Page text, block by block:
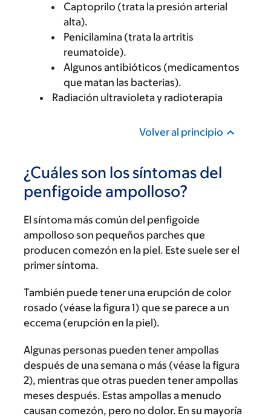
Captoprilo (trata la presión arterial
alta).
Penicilamina (trata la artritis
reumatoide).
Algunos antibióticos (medicamentos
que matan las bacterias).
Radiación ultravioleta y radioterapia
Volver al principio
¿Cuáles son los síntomas del
penfigoide ampolloso?
El síntoma más común del penfigoide
ampolloso son pequeños parches que
producen comezón en la piel. Este suele ser el
primer síntoma.
También puede tener una erupción de color
rosado (véase la figura 1) que se parece a un
eccema (erupción en la piel).
Algunas personas pueden tener ampollas
después de una semana o más (véase la figura
2), mientras que otras pueden tener ampollas
meses después. Estas ampollas a menudo
causan comezón, pero no dolor. En su mayoría